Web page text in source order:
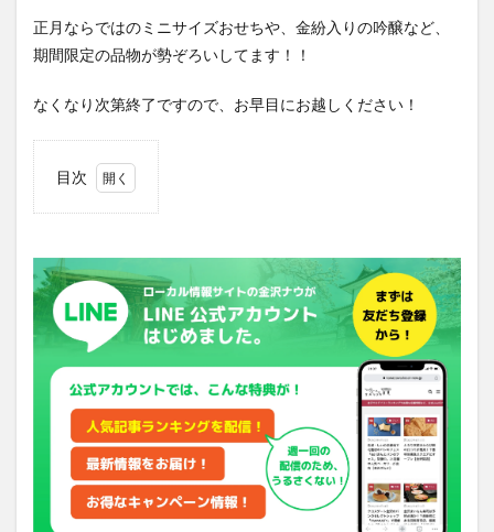
正月ならではのミニサイズおせちや、金紛入りの吟醸など、
期間限定の品物が勢ぞろいしてます！！
なくなり次第終了ですので、お早目にお越しください！
目次
画も
2
アク
セス